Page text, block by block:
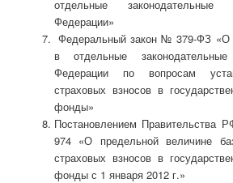
отдельные
Федерации»
Федеральный закон № 379-ФЗ «О
в отдельные
Федерации по вопросам
страховых взносов в
фонды»
Постановлением Правительства
974 «О предельной величине
страховых взносов в
фонды с 1 января 2012 г.»